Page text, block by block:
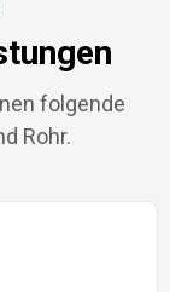
folgende
Rohr.